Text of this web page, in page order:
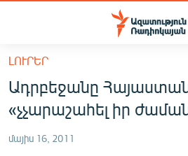
Մատչելիության
հիմնական
բովանդակությանը
հիմնական
մենյուին
ՀԱՅԱՍՏԱՆ
ՔԱՂԱՔԱԿԱՆ
ԸՆՏՐՈՒԹՅՈՒՆՆԵՐ 2026
ԼՈՒՐԵՐ
Ադրբեջանը
«չչարաշահել իր
մայիս 16, 2011